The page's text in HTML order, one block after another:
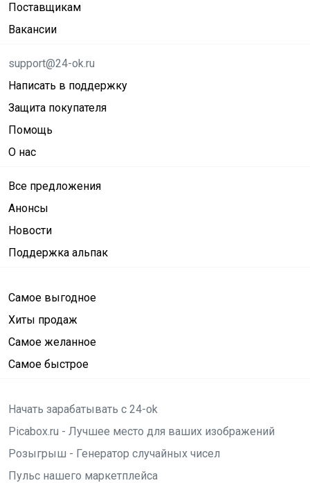
Поставщикам
Вакансии
support@24-ok.ru
Написать в поддержку
Защита покупателя
Помощь
О нас
Все предложения
Анонсы
Новости
Поддержка альпак
Самое выгодное
Хиты продаж
Самое желанное
Самое быстрое
Начать зарабатывать с 24-ok
Picabox.ru - Лучшее место для ваших изображений
Розыгрыш - Генератор случайных чисел
Пульс нашего маркетплейса